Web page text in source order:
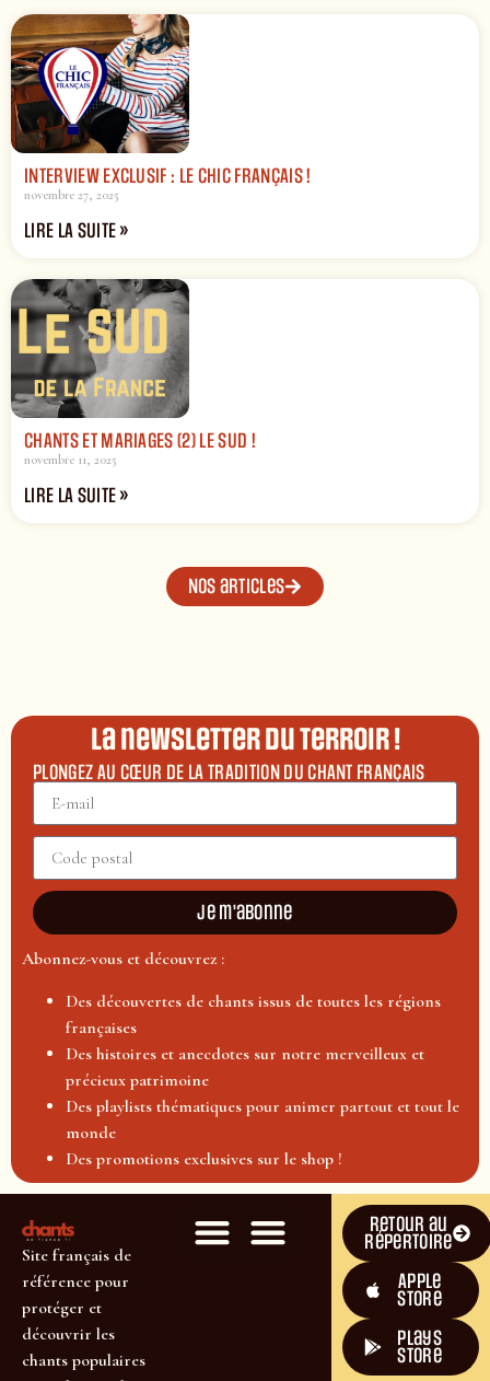
INTERVIEW EXCLUSIF : LE CHIC FRANÇAIS !
novembre 27, 2025
LIRE LA SUITE »
CHANTS ET MARIAGES (2) LE SUD !
novembre 11, 2025
LIRE LA SUITE »
Nos articles
La newsletter du terroir !
PLONGEZ AU CŒUR DE LA TRADITION DU CHANT FRANÇAIS
Je m'abonne
Abonnez-vous et découvrez :
Des découvertes de chants issus de toutes les régions
françaises
Des histoires et anecdotes sur notre merveilleux et
précieux patrimoine
Des playlists thématiques pour animer partout et tout le
monde
Des promotions exclusives sur le shop !
Site français de
référence pour
protéger et
découvrir les
chants populaires
Retour au
répertoire
Apple
Store
plays
store